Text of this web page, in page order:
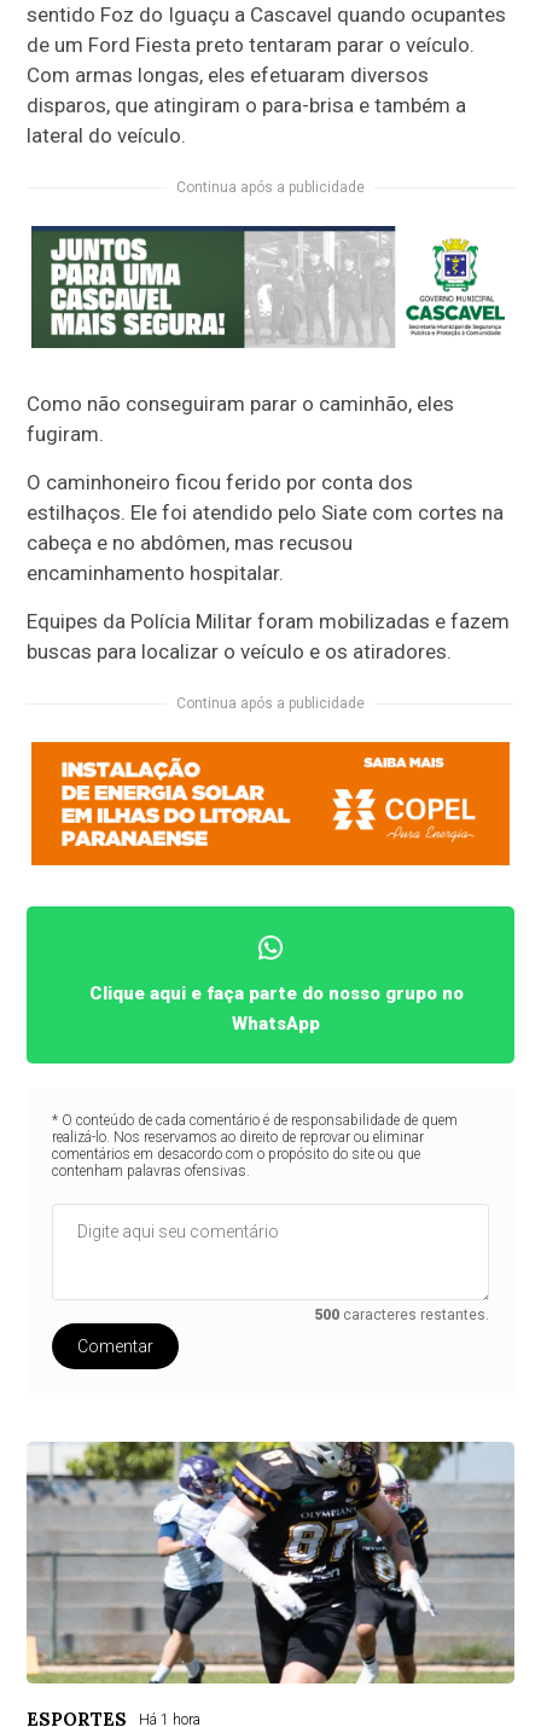
sentido Foz do Iguaçu a Cascavel quando ocupantes
de um Ford Fiesta preto tentaram parar o veículo.
Com armas longas, eles efetuaram diversos
disparos, que atingiram o para-brisa e também a
lateral do veículo.
Continua após a publicidade
Como não conseguiram parar o caminhão, eles
fugiram.
O caminhoneiro ficou ferido por conta dos
estilhaços. Ele foi atendido pelo Siate com cortes na
cabeça e no abdômen, mas recusou
encaminhamento hospitalar.
Equipes da Polícia Militar foram mobilizadas e fazem
buscas para localizar o veículo e os atiradores.
Continua após a publicidade
Clique aqui e faça parte do nosso grupo no
WhatsApp
* O conteúdo de cada comentário é de responsabilidade de quem
realizá-lo. Nos reservamos ao direito de reprovar ou eliminar
comentários em desacordo com o propósito do site ou que
contenham palavras ofensivas.
500 caracteres restantes.
Comentar
ESPORTES Há 1 hora